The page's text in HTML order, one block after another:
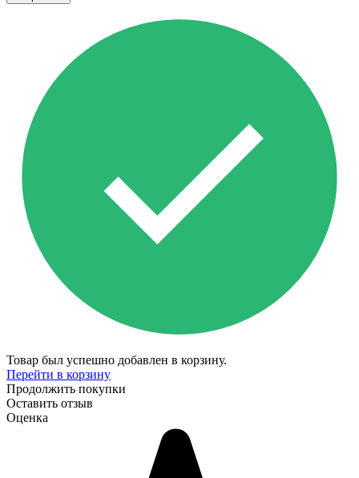
Товар был успешно добавлен в корзину.
Перейти в корзину
Продолжить покупки
Оставить отзыв
Оценка